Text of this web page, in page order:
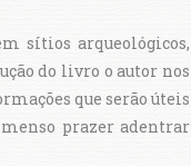
sítios arqueológicos,
do livro o autor nos
que serão úteis
prazer adentrar